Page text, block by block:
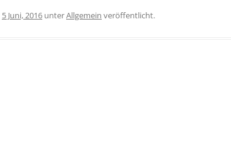
5 Juni, 2016 unterAllgemein veröffentlicht.